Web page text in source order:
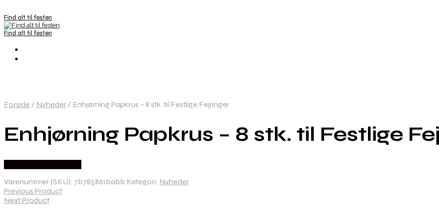
Find alt til festen
Find alt til festen
Forside / Nyheder / Enhjørning Papkrus – 8 stk. til Festlige Fejringer
Enhjørning Papkrus – 8 stk. til Festlige
Varenummer (SKU): 7b785861babb Kategori: Nyheder
Previous Product
Next Product